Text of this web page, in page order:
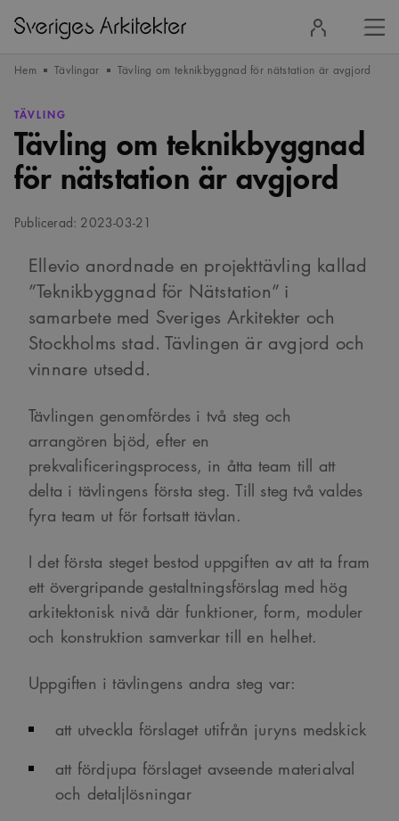
in
Hem Tävlingar Tävling om teknikbyggnad för nätstation är avgjord
TÄVLING
Tävling om teknikbyggnad
för nätstation är avgjord
Publicerad: 2023-03-21
Ellevio anordnade en projekttävling kallad
”Teknikbyggnad för Nätstation” i
samarbete med Sveriges Arkitekter och
Stockholms stad. Tävlingen är avgjord och
vinnare utsedd.
Tävlingen genomfördes i två steg och
arrangören bjöd, efter en
prekvalificeringsprocess, in åtta team till att
delta i tävlingens första steg. Till steg två valdes
fyra team ut för fortsatt tävlan.
I det första steget bestod uppgiften av att ta fram
ett övergripande gestaltningsförslag med hög
arkitektonisk nivå där funktioner, form, moduler
och konstruktion samverkar till en helhet.
Uppgiften i tävlingens andra steg var:
att utveckla förslaget utifrån juryns medskick
att fördjupa förslaget avseende materialval
och detaljlösningar